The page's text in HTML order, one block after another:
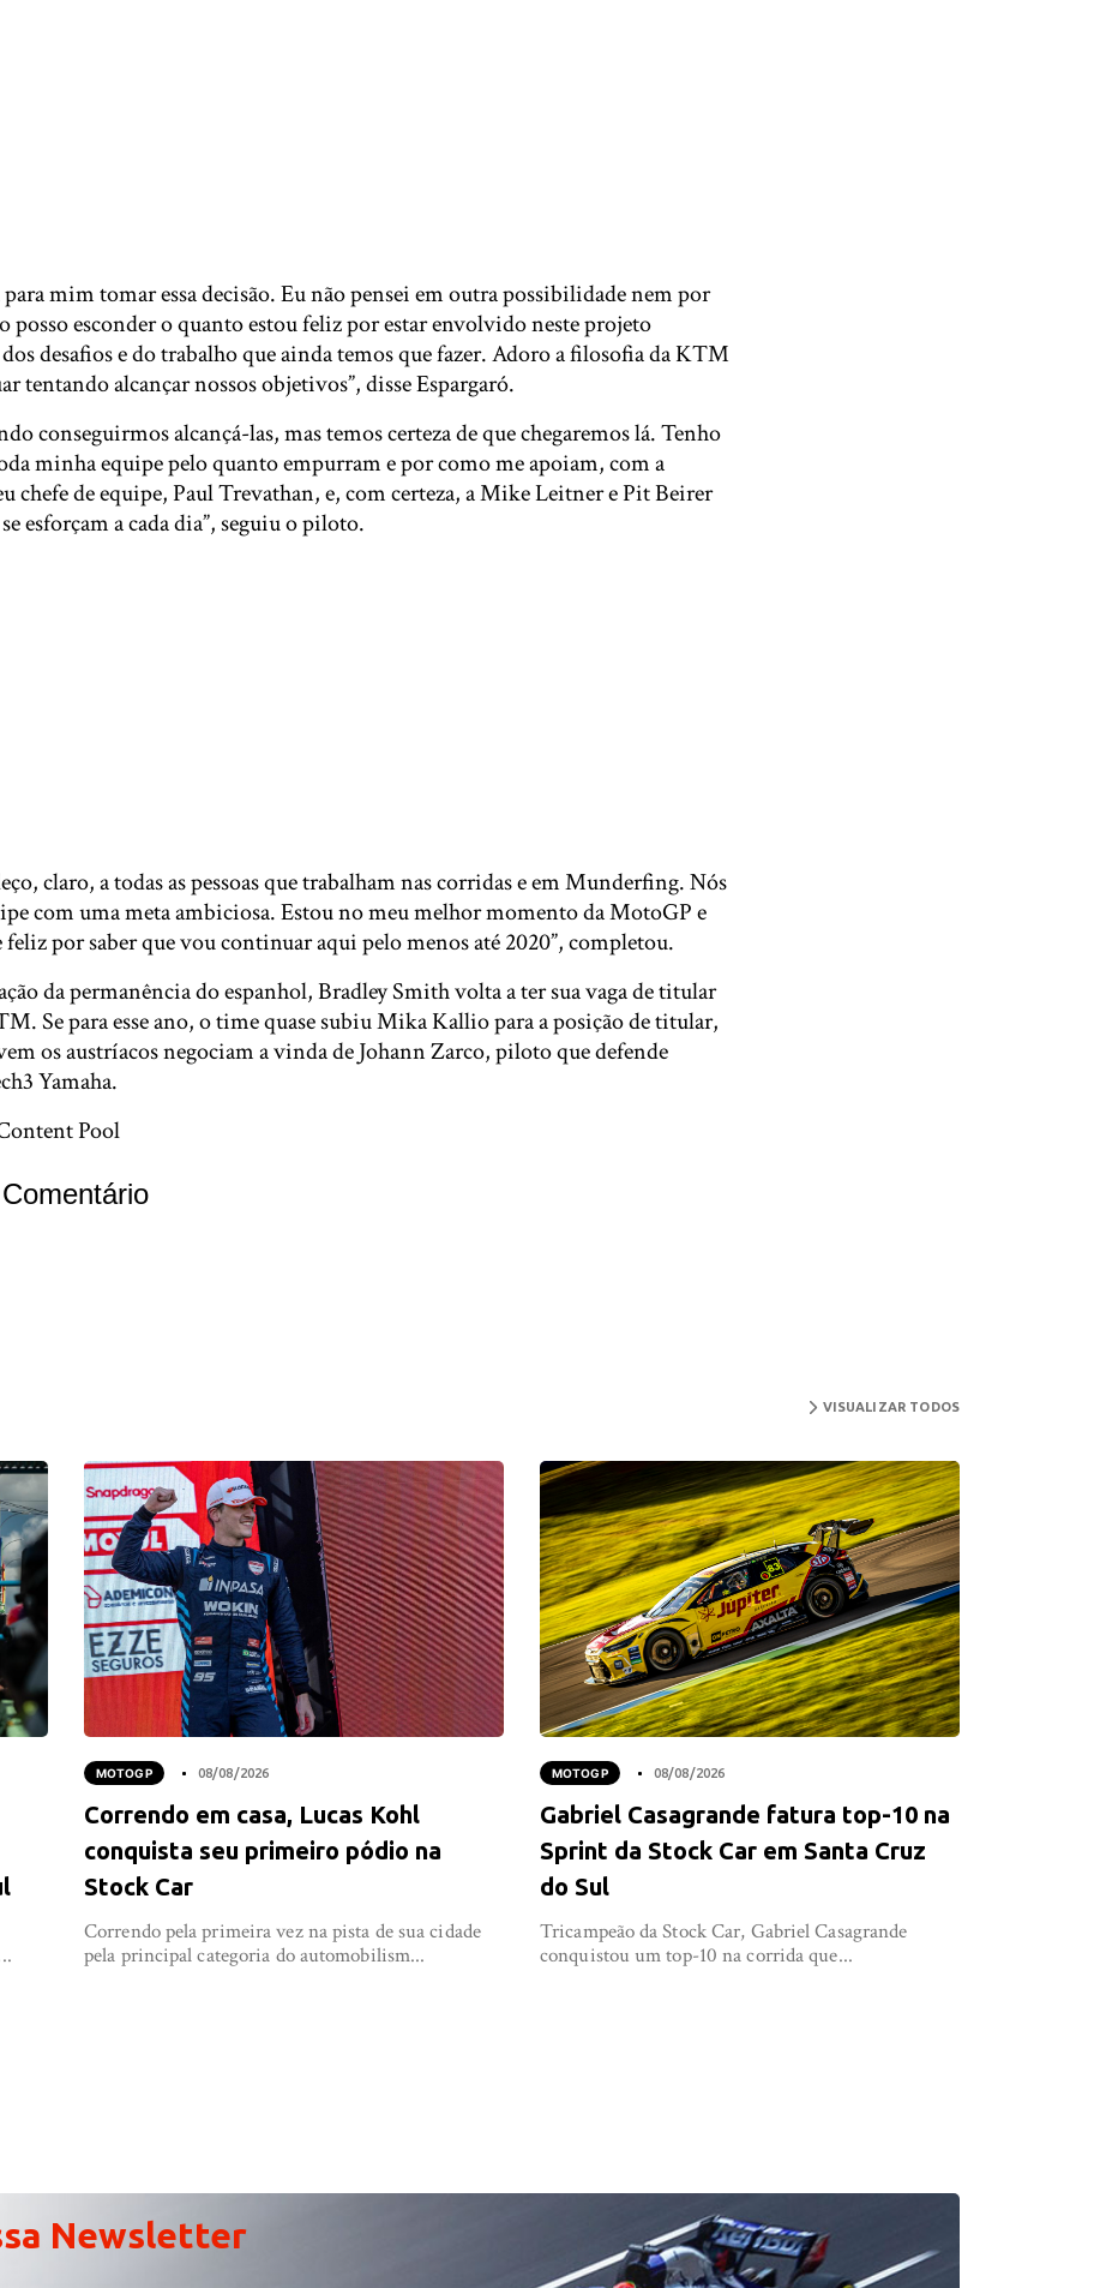
mim tomar essa decisão. Eu não pensei em outra possibilidade nem por
posso esconder o quanto estou feliz por estar envolvido neste projeto
desafios e do trabalho que ainda temos que fazer. Adoro a filosofia da KTM
tentando alcançar nossos objetivos”, disse Espargaró.
conseguirmos alcançá-las, mas temos certeza de que chegaremos lá. Tenho
minha equipe pelo quanto empurram e por como me apoiam, com a
chefe de equipe, Paul Trevathan, e, com certeza, a Mike Leitner e Pit Beirer
esforçam a cada dia”, seguiu o piloto.
claro, a todas as pessoas que trabalham nas corridas e em Munderfing. Nós
com uma meta ambiciosa. Estou no meu melhor momento da MotoGP e
feliz por saber que vou continuar aqui pelo menos até 2020”, completou.
da permanência do espanhol, Bradley Smith volta a ter sua vaga de titular
Se para esse ano, o time quase subiu Mika Kallio para a posição de titular,
os austríacos negociam a vinda de Johann Zarco, piloto que defende
Yamaha.
Pool
VISUALIZAR TODOS
MOTOGP 08/08/2026
Correndo em casa, Lucas Kohl
conquista seu primeiro pódio na
Stock Car
Correndo pela primeira vez na pista de sua cidade
pela principal categoria do automobilism...
MOTOGP 08/08/2026
Gabriel Casagrande fatura top-10 na
Sprint da Stock Car em Santa Cruz
do Sul
Tricampeão da Stock Car, Gabriel Casagrande
conquistou um top-10 na corrida que...
Newsletter